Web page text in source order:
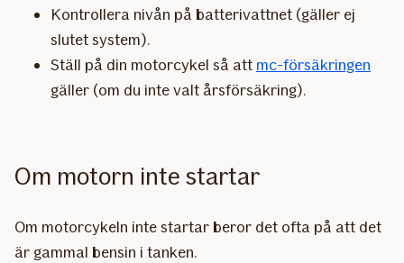
Kontrollera nivån på batterivattnet (gäller ej
slutet system).
Ställ på din motorcykel så att mc-försäkringen
gäller (om du inte valt årsförsäkring).
Om motorn inte startar
Om motorcykeln inte startar beror det ofta på att det
är gammal bensin i tanken.